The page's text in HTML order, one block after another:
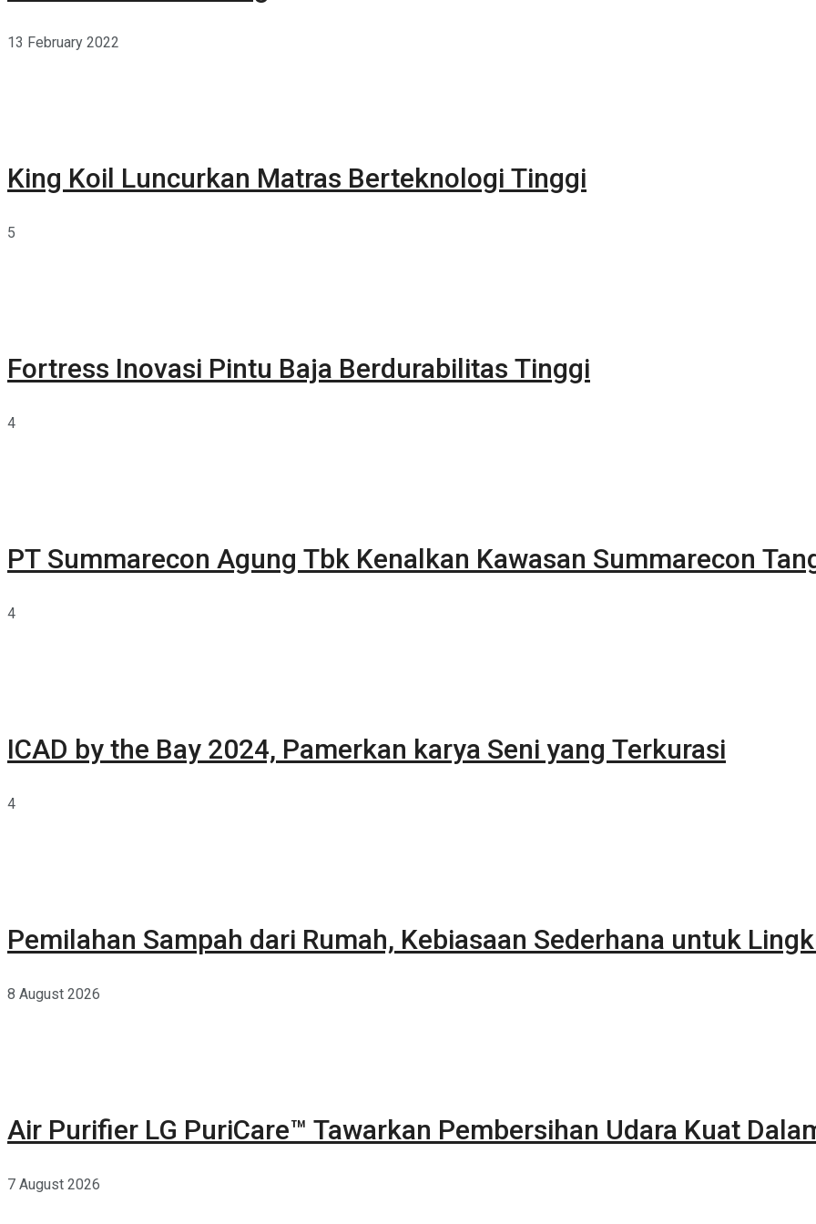
13 February 2022
King Koil Luncurkan Matras Berteknologi Tinggi
5
Fortress Inovasi Pintu Baja Berdurabilitas Tinggi
4
PT Summarecon Agung Tbk Kenalkan Kawasan Summarecon
4
ICAD by the Bay 2024, Pamerkan karya Seni yang Terkurasi
4
Pemilahan Sampah dari Rumah, Kebiasaan Sederhana untuk
8 August 2026
Air Purifier LG PuriCare™ Tawarkan Pembersihan Udara Kuat
7 August 2026